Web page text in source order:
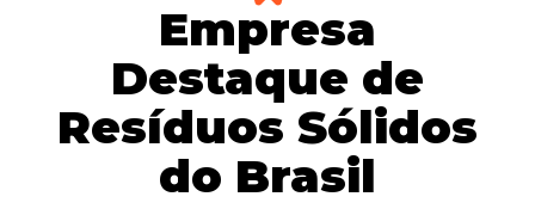
Empresa
Destaque de
Resíduos Sólidos
do Brasil